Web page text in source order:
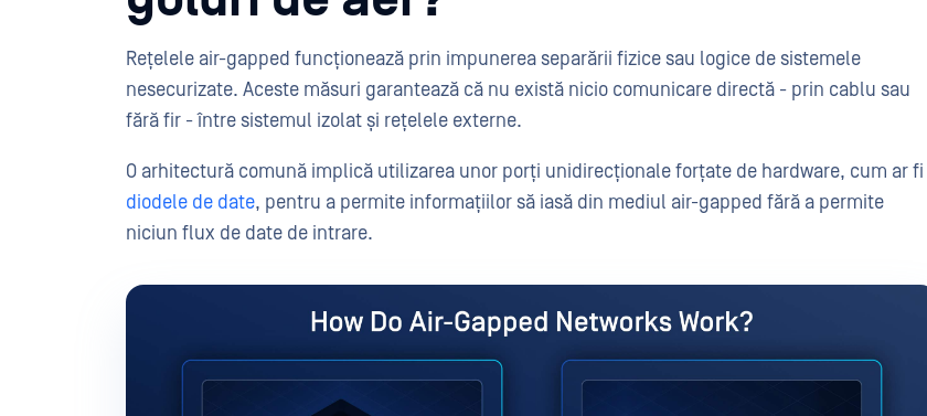
Rețelele air-gapped funcționează prin impunerea separării fizice sau logice de sistemele
nesecurizate. Aceste măsuri garantează că nu există nicio comunicare directă - prin cablu sau
fără fir - între sistemul izolat și rețelele externe.
O arhitectură comună implică utilizarea unor porți unidirecționale forțate de hardware, cum ar fi
diodele de date, pentru a permite informațiilor să iasă din mediul air-gapped fără a permite
niciun flux de date de intrare.